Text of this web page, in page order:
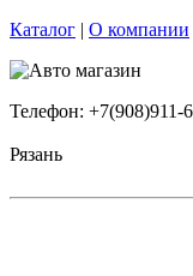
Каталог | О компании
Телефон: +7(908)911-
Рязань